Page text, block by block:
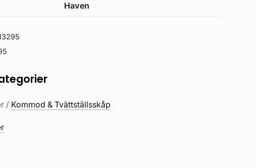
Haven
/ Kommod & Tvättställsskåp